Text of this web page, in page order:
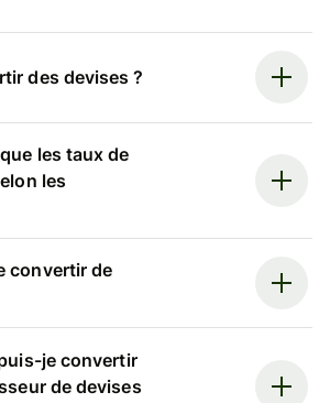
des devises ?
les taux de
les
convertir de
je convertir
de devises